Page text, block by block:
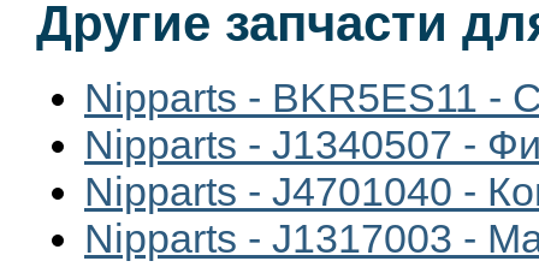
Другие запчасти
Nipparts - BKR5ES11 -
Nipparts - J1340507 -
Nipparts - J4701040 -
Nipparts - J1317003 -